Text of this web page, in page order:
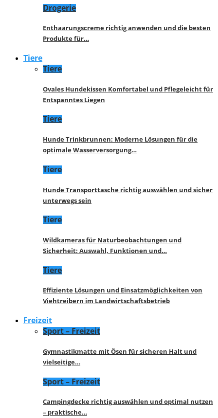
Drogerie
Enthaarungscreme richtig anwenden und die besten
Produkte für…
Tiere
Tiere
Ovales Hundekissen Komfortabel und Pflegeleicht für
Entspanntes Liegen
Tiere
Hunde Trinkbrunnen: Moderne Lösungen für die
optimale Wasserversorgung…
Tiere
Hunde Transporttasche richtig auswählen und sicher
unterwegs sein
Tiere
Wildkameras für Naturbeobachtungen und
Sicherheit: Auswahl, Funktionen und…
Tiere
Effiziente Lösungen und Einsatzmöglichkeiten von
Viehtreibern im Landwirtschaftsbetrieb
Freizeit
Sport – Freizeit
Gymnastikmatte mit Ösen für sicheren Halt und
vielseitige…
Sport – Freizeit
Campingdecke richtig auswählen und optimal nutzen
– praktische…